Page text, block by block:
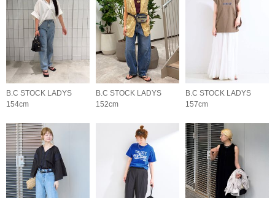
B.C STOCK LADYS
154cm
B.C STOCK LADYS
152cm
B.C STOCK LADYS
157cm